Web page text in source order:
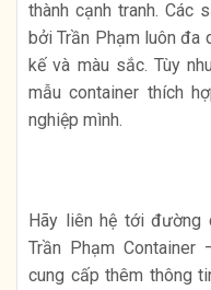
thành cạnh tranh. Các
bởi Trần Phạm luôn đa
kế và màu sắc. Tùy
mẫu container thích
nghiệp mình.
Hãy liên hệ tới đường
Trần Phạm
cung cấp thêm thông